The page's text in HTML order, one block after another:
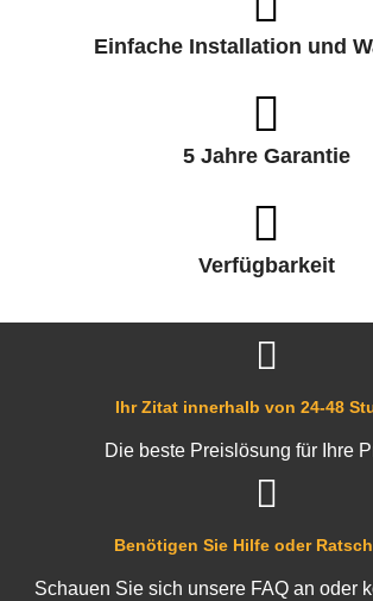
Einfache Installation und
5 Jahre Garantie
Verfügbarkeit
Benötigen Sie Hilfe oder
Schauen Sie sich unsere FAQ an oder
Ihr Zitat innerhalb von 24-48
Die beste Preislösung für Ihre